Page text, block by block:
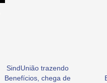
SindUnião trazendo
Benefícios, chega de